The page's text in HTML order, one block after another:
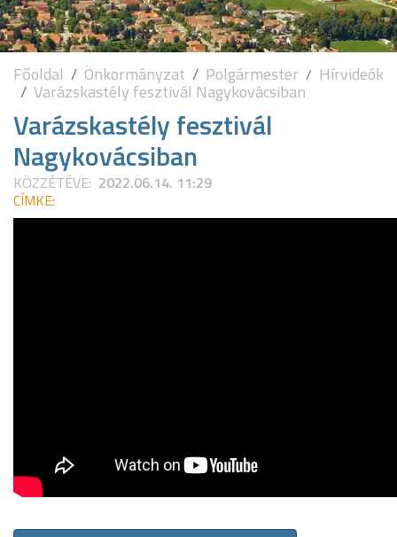
Főoldal Önkormányzat Polgármester Hírvideók
Varázskastély fesztivál Nagykovácsiban
Varázskastély fesztivál
Nagykovácsiban
KÖZZÉTÉVE: 2022.06.14. 11:29
CÍMKE: